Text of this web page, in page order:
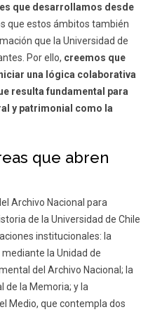
que desarrollamos desde
que estos ámbitos también
que la Universidad de
Por ello, creemos que
una lógica colaborativa
resulta fundamental para
y patrimonial como la
que abren
Archivo Nacional para
de la Universidad de Chile
institucionales: la
la Unidad de
del Archivo Nacional; la
de la Memoria; y la
Medio, que contempla dos